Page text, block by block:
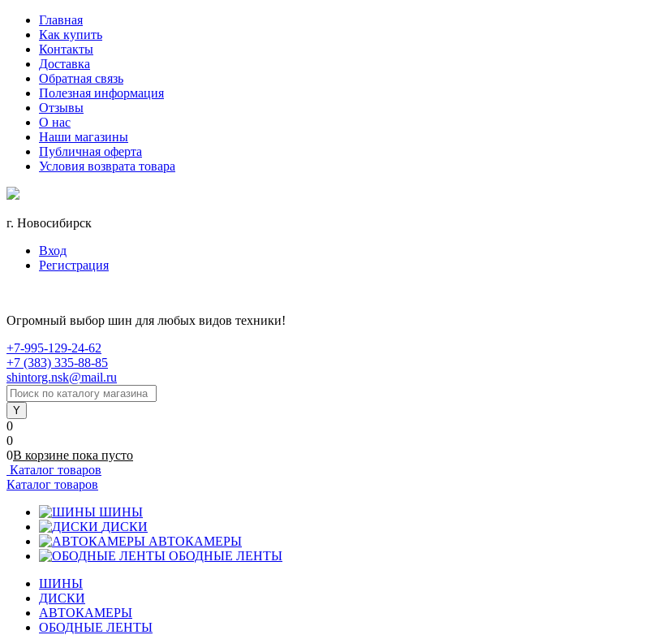
Главная
Как купить
Контакты
Доставка
Обратная связь
Полезная информация
Отзывы
О нас
Наши магазины
Публичная оферта
Условия возврата товара
г. Новосибирск
Вход
Регистрация
Огромный выбор шин для любых видов техники!
+7-995-129-24-62
+7 (383) 335-88-85
shintorg.nsk@mail.ru
0
0
0В корзине пока пусто
Каталог товаров
Каталог товаров
ШИНЫ
ДИСКИ
АВТОКАМЕРЫ
ОБОДНЫЕ ЛЕНТЫ
ШИНЫ
ДИСКИ
АВТОКАМЕРЫ
ОБОДНЫЕ ЛЕНТЫ